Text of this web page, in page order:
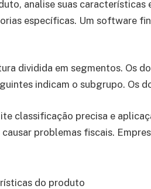
analise suas
específicas. Um software
dividida em segmentos. Os
indicam o subgrupo. Os
classificação precisa e
problemas fiscais.
do produto